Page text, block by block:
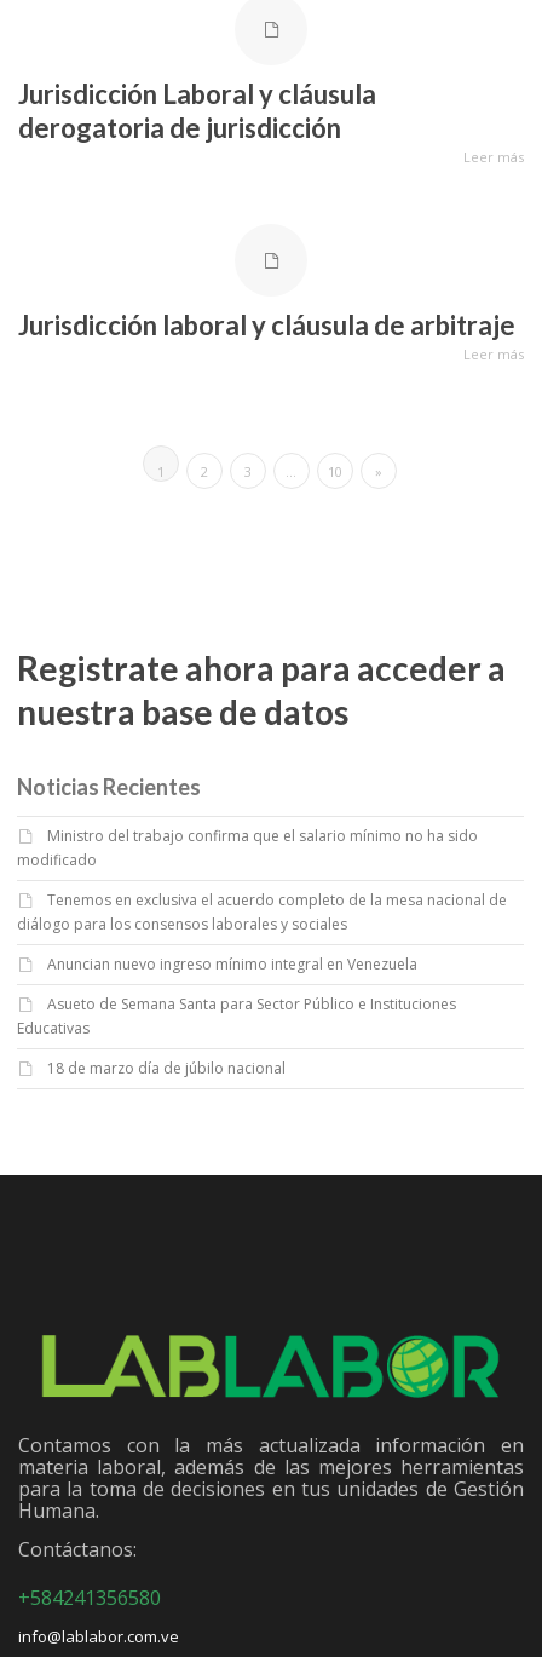
Jurisdicción Laboral y cláusula
derogatoria de jurisdicción
Leer más
Jurisdicción laboral y cláusula de arbitraje
Leer más
1 2 3 … 10 »
Registrate ahora para acceder a
nuestra base de datos
Noticias Recientes
Ministro del trabajo confirma que el salario mínimo no ha sido
modificado
Tenemos en exclusiva el acuerdo completo de la mesa nacional de
diálogo para los consensos laborales y sociales
Anuncian nuevo ingreso mínimo integral en Venezuela
Asueto de Semana Santa para Sector Público e Instituciones
Educativas
18 de marzo día de júbilo nacional
Contamos con la más actualizada información en
materia laboral, además de las mejores herramientas
para la toma de decisiones en tus unidades de Gestión
Humana.
Contáctanos:
+584241356580
info@lablabor.com.ve